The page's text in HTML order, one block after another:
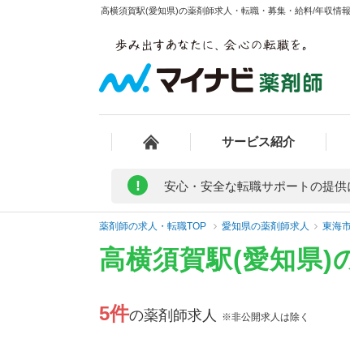
高横須賀駅(愛知県)の薬剤師求人・転職・募集・給料/年収情
サービス紹介
! 安心・安全な転職サポートの提供
薬剤師の求人・転職TOP 愛知県の薬剤師求人 東海
高横須賀駅(愛知県)
5件の薬剤師求人 ※非公開求人は除く